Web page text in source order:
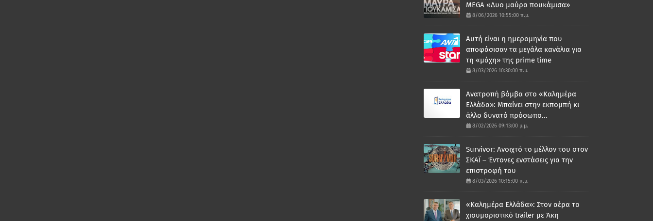
MEGA «Δυο μαύρα πουκάμισα»
8/06/2026 10:55:00 π.μ.
Αυτή είναι η ημερομηνία που
αποφάσισαν τα μεγάλα κανάλια για
τη «μάχη» της prime time
8/03/2026 10:30:00 π.μ.
Ανατροπή βόμβα στο «Καλημέρα
Ελλάδα»: Μπαίνει στην εκπομπή κι
άλλο δυνατό πρόσωπο...
8/02/2026 09:13:00 μ.μ.
Survivor: Ανοιχτό το μέλλον του στον
ΣΚΑΪ – Έντονες ενστάσεις για την
επιστροφή του
8/03/2026 10:15:00 π.μ.
«Καλημέρα Ελλάδα»: Στον αέρα το
χιουμοριστικό trailer με Άκη